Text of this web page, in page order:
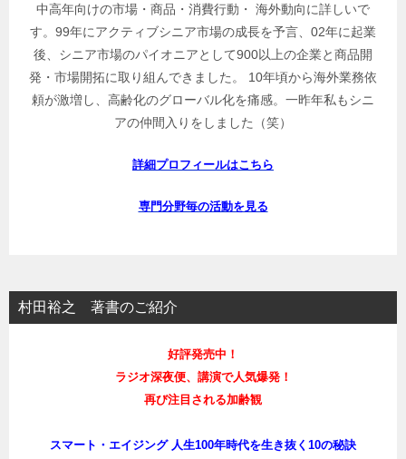
中高年向けの市場・商品・消費行動・ 海外動向に詳しいで
す。99年にアクティブシニア市場の成長を予言、02年に起業
後、シニア市場のパイオニアとして900以上の企業と商品開
発・市場開拓に取り組んできました。 10年頃から海外業務依
頼が激増し、高齢化のグローバル化を痛感。一昨年私もシニ
アの仲間入りをしました（笑）
詳細プロフィールはこちら
専門分野毎の活動を見る
村田裕之 著書のご紹介
好評発売中！
ラジオ深夜便、講演で人気爆発！
再び注目される加齢観
スマート・エイジング 人生100年時代を生き抜く10の秘訣